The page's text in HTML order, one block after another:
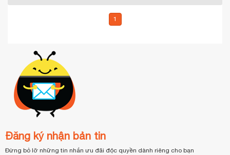
1
Đăng ký nhận bản tin
Đừng bỏ lỡ những tin nhắn ưu đãi độc quyền dành riêng cho bạn